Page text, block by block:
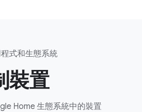
式和生態系統
裝置
Home 生態系統中的裝置